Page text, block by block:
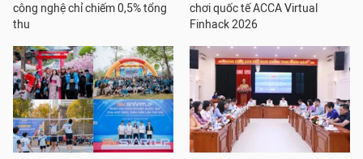
công nghệ chỉ chiếm 0,5% tổng
thu
chơi quốc tế ACCA Virtual
Finhack 2026